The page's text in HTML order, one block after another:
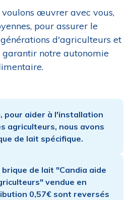
voulons œuvrer avec vous,
pour assurer le
d'agriculteurs et
notre autonomie
pour aider à l'installation
agriculteurs, nous avons
de lait spécifique.
brique de lait "Candia aide
vendue en
0,57€ sont reversés